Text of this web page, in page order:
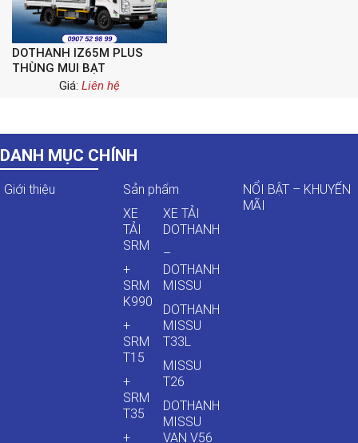
DOTHANH IZ65M PLUS
THÙNG MUI BẠT
Giá: Liên hệ
DANH MỤC CHÍNH
Giới thiệu
Sản phẩm
XE
TẢI
SRM
+
SRM
K990
+
SRM
T15
+
SRM
T35
+
XE TẢI
DOTHANH
–
DOTHANH
MISSU
DOTHANH
MISSU
T33L
MISSU
T26
DOTHANH
MISSU
VAN V56
NỔI BẬT – KHUYẾN
MÃI